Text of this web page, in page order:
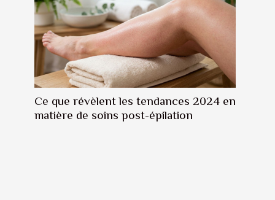
Ce que révèlent les tendances 2024 en
matière de soins post-épilation